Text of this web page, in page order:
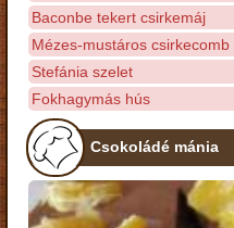
Baconbe tekert csirkemáj
Mézes-mustáros csirkecomb
Stefánia szelet
Fokhagymás hús
Csokoládé mánia